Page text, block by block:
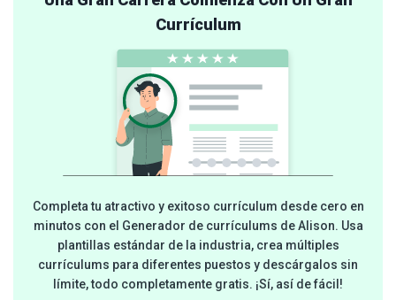
Currículum
Completa tu atractivo y exitoso currículum desde cero en
minutos con el Generador de currículums de Alison. Usa
plantillas estándar de la industria, crea múltiples
currículums para diferentes puestos y descárgalos sin
límite, todo completamente gratis. ¡Sí, así de fácil!